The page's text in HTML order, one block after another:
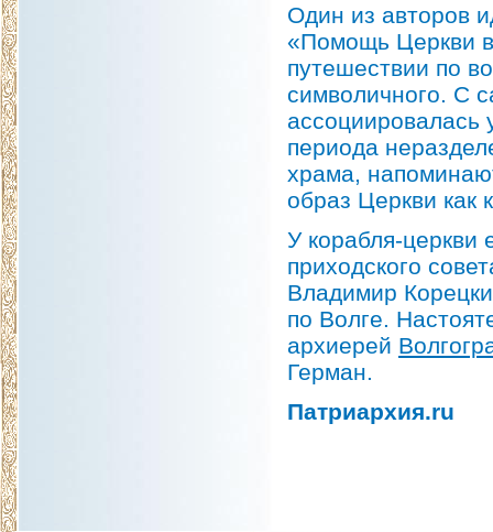
Один из авторов
«Помощь Церкви
путешествии по
символичного. С
периода
храма,
образ Церкви как
У корабля-церкви
приходского
Владимир
по Волге.
архиерей
Герман.
Патриархия.ru